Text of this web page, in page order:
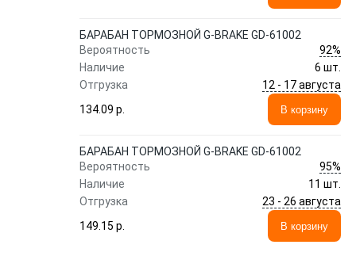
БАРАБАН ТОРМОЗНОЙ G-BRAKE GD-61002
Вероятность
92%
Наличие
6 шт.
Отгрузка
12 - 17 августа
134.09 p.
В корзину
БАРАБАН ТОРМОЗНОЙ G-BRAKE GD-61002
Вероятность
95%
Наличие
11 шт.
Отгрузка
23 - 26 августа
149.15 p.
В корзину